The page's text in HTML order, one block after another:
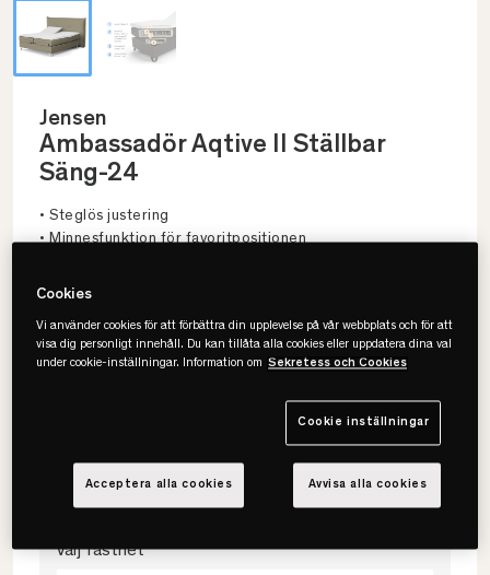
Jensen
Ambassadör Aqtive II Ställbar
Säng-24
• Steglös justering
• Minnesfunktion för favoritpositionen
Välj storlek
Välj fasthet
Cookies
Vi använder cookies för att förbättra din upplevelse på vår webbplats och för att
visa dig personligt innehåll. Du kan tillåta alla cookies eller uppdatera dina val
under cookie-inställningar. Information om Sekretess och Cookies
Cookie inställningar
Avvisa alla cookies
Acceptera alla cookies